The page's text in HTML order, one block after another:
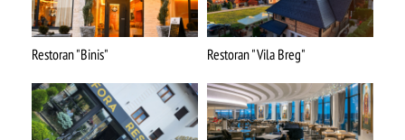
Restoran "Binis" Restoran "Vila Breg"